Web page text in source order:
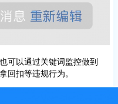
可以通过关键词监控做到
回扣等违规行为。